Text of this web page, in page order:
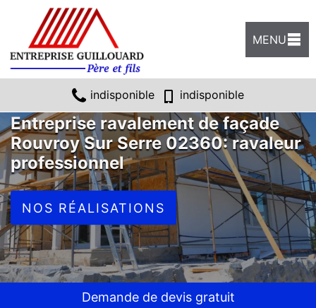
MENU
indisponible indisponible
Entreprise ravalement de façade
Rouvroy Sur Serre 02360: ravaleur
professionnel
NOS RÉALISATIONS
Demande de devis gratuit